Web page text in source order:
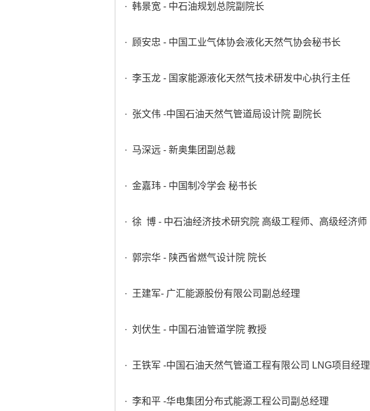
· 韩景宽 - 中石油规划总院副院长
· 顾安忠 - 中国工业气体协会液化天然气协会秘书长
· 李玉龙 - 国家能源液化天然气技术研发中心执行主任
· 张文伟 -中国石油天然气管道局设计院 副院长
· 马深远 - 新奥集团副总裁
· 金嘉玮 - 中国制冷学会 秘书长
· 徐 博 - 中石油经济技术研究院 高级工程师、高级经济师
· 郭宗华 - 陕西省燃气设计院 院长
· 王建军- 广汇能源股份有限公司副总经理
· 刘伏生 - 中国石油管道学院 教授
· 王铁军 -中国石油天然气管道工程有限公司 LNG项目经理
· 李和平 -华电集团分布式能源工程公司副总经理